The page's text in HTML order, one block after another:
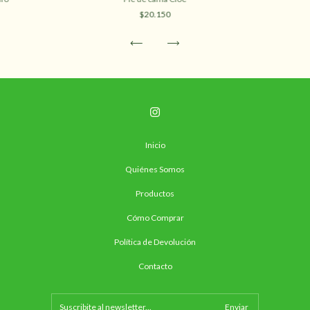
$20.150
Inicio
Quiénes Somos
Productos
Cómo Comprar
Política de Devolución
Contacto